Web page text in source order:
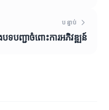
បន្ទាប់
បញ្ជាចំពោះការអភិវឌ្ឍន៍